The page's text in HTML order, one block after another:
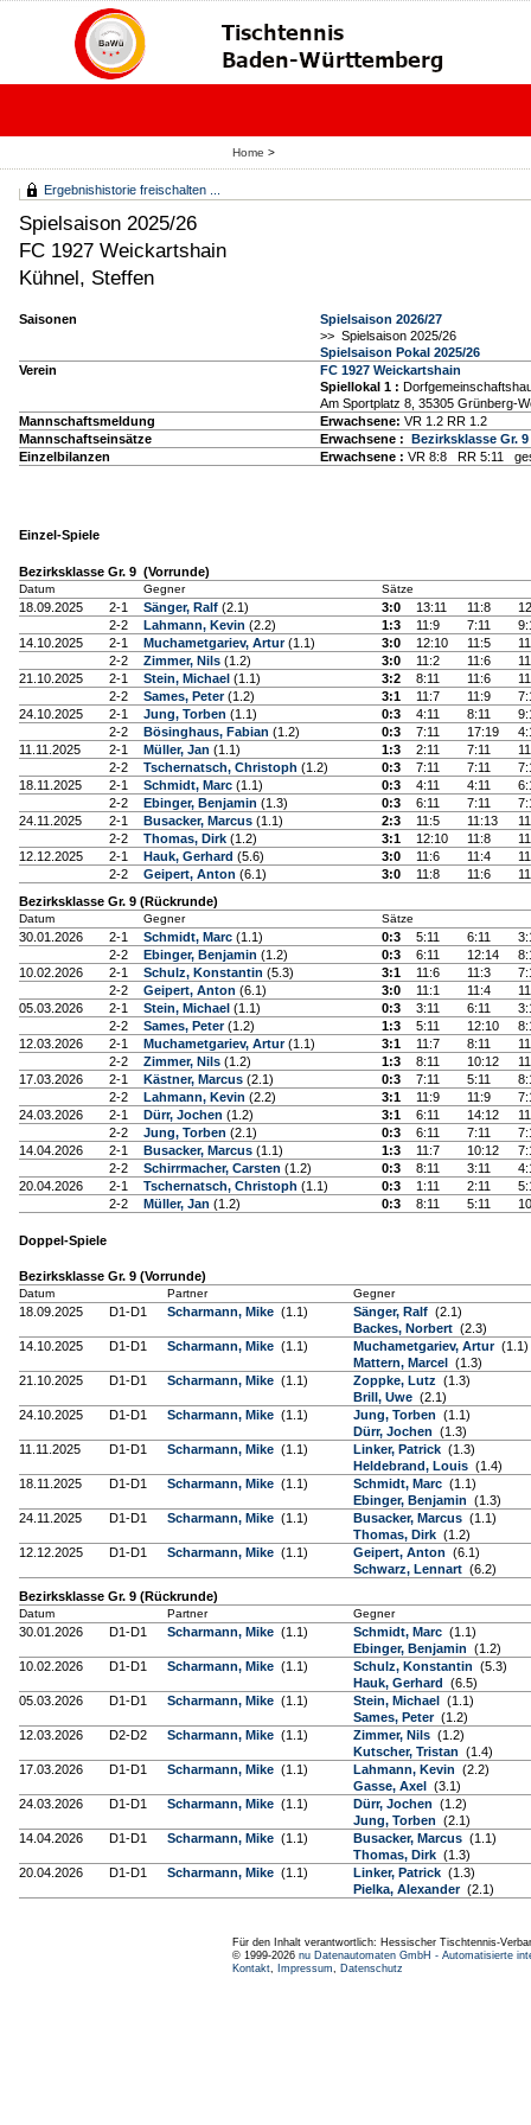
Home >
Ergebnishistorie freischalten ...
Spielsaison 2025/26
FC 1927 Weickartshain
Kühnel, Steffen
Saisonen
Spielsaison 2026/27
>> Spielsaison 2025/26
Spielsaison Pokal 2025/26
Verein
FC 1927 Weickartshain
Spiellokal 1 :
Am Sportplatz 8, 35305 Grünberg-
Mannschaftsmeldung
Erwachsene: VR 1.2 RR 1.2
Mannschaftseinsätze
Erwachsene : Bezirksklasse Gr. 9
Einzelbilanzen
Erwachsene : VR 8:8 RR 5:11
Einzel-Spiele
Bezirksklasse Gr. 9 (Vorrunde)
Datum Gegner Sätze
18.09.2025 2-1 Sänger, Ralf (2.1) 3:0 13:11 11:8
2-2
Lahmann, Kevin (2.2) 1:3 11:9 7:11
14.10.2025
2-1 Muchametgariev, Artur(1.1) 3:0 12:10 11:5
2-2
Zimmer, Nils (1.2) 3:0 11:2 11:6
21.10.2025
2-1 Stein, Michael (1.1) 3:2 8:11 11:6
2-2
Sames, Peter(1.2) 3:1 11:7 11:9
24.10.2025
2-1 Jung, Torben (1.1) 0:3 4:11 8:11
2-2
Bösinghaus, Fabian (1.2) 0:3 7:11 17:19
11.11.2025
2-1 Müller, Jan (1.1) 1:3 2:11 7:11
2-2
Tschernatsch, Christoph (1.2) 0:3 7:11 7:11
18.11.2025
2-1 Schmidt, Marc (1.1) 0:3 4:11 4:11
2-2
Ebinger, Benjamin (1.3) 0:3 6:11 7:11
24.11.2025
2-1 Busacker, Marcus (1.1) 2:3 11:5 11:13
2-2
Thomas, Dirk (1.2) 3:1 12:10 11:8
12.12.2025
2-1 Hauk, Gerhard (5.6) 3:0 11:6 11:4
2-2
Geipert, Anton (6.1) 3:0 11:8 11:6
Bezirksklasse Gr. 9 (Rückrunde)
Datum Gegner Sätze
30.01.2026 2-1 Schmidt, Marc (1.1) 0:3 5:11 6:11
2-2
Ebinger, Benjamin (1.2) 0:3 6:11 12:14
10.02.2026
2-1 Schulz, Konstantin (5.3) 3:1 11:6 11:3
2-2
Geipert, Anton (6.1) 3:0 11:1 11:4
05.03.2026
2-1 Stein, Michael (1.1) 0:3 3:11 6:11
2-2
Sames, Peter(1.2) 1:3 5:11 12:10
12.03.2026
2-1 Muchametgariev, Artur(1.1) 3:1 11:7 8:11
2-2
Zimmer, Nils (1.2) 1:3 8:11 10:12
17.03.2026
2-1 Kästner, Marcus (2.1) 0:3 7:11 5:11
2-2
Lahmann, Kevin (2.2) 3:1 11:9 11:9
24.03.2026
2-1 Dürr, Jochen (1.2) 3:1 6:11 14:12
2-2
Jung, Torben (2.1) 0:3 6:11 7:11
14.04.2026
2-1 Busacker, Marcus (1.1) 1:3 11:7 10:12
2-2
Schirrmacher, Carsten (1.2) 0:3 8:11 3:11
20.04.2026
2-1 Tschernatsch, Christoph (1.1) 0:3 1:11 2:11
2-2
Müller, Jan (1.2) 0:3 8:11 5:11
Doppel-Spiele
Bezirksklasse Gr. 9 (Vorrunde)
Datum Partner Gegner
18.09.2025 D1-D1 Scharmann, Mike (1.1) Sänger, Ralf (2.1)
Backes, Norbert (2.3)
14.10.2025
D1-D1 Scharmann, Mike (1.1) Muchametgariev, Artur (1.1)
Mattern, Marcel (1.3)
21.10.2025
D1-D1 Scharmann, Mike (1.1) Zoppke, Lutz (1.3)
Brill, Uwe (2.1)
24.10.2025
D1-D1 Scharmann, Mike (1.1) Jung, Torben (1.1)
Dürr, Jochen (1.3)
11.11.2025
D1-D1 Scharmann, Mike (1.1) Linker, Patrick (1.3)
Heldebrand, Louis (1.4)
18.11.2025
D1-D1 Scharmann, Mike (1.1) Schmidt, Marc (1.1)
Ebinger, Benjamin (1.3)
24.11.2025
D1-D1 Scharmann, Mike (1.1) Busacker, Marcus (1.1)
Thomas, Dirk (1.2)
12.12.2025
D1-D1 Scharmann, Mike (1.1) Geipert, Anton (6.1)
Schwarz, Lennart (6.2)
Bezirksklasse Gr. 9 (Rückrunde)
Datum Partner Gegner
30.01.2026 D1-D1 Scharmann, Mike (1.1) Schmidt, Marc (1.1)
Ebinger, Benjamin (1.2)
10.02.2026
D1-D1 Scharmann, Mike (1.1) Schulz, Konstantin (5.3)
Hauk, Gerhard (6.5)
05.03.2026
D1-D1 Scharmann, Mike (1.1) Stein, Michael (1.1)
Sames, Peter (1.2)
12.03.2026
D2-D2 Scharmann, Mike (1.1) Zimmer, Nils (1.2)
Kutscher, Tristan (1.4)
17.03.2026
D1-D1 Scharmann, Mike (1.1) Lahmann, Kevin (2.2)
Gasse, Axel (3.1)
24.03.2026
D1-D1 Scharmann, Mike (1.1) Dürr, Jochen (1.2)
Jung, Torben (2.1)
14.04.2026
D1-D1 Scharmann, Mike (1.1) Busacker, Marcus (1.1)
Thomas, Dirk (1.3)
20.04.2026
D1-D1 Scharmann, Mike (1.1) Linker, Patrick (1.3)
Pielka, Alexander (2.1)
Für den Inhalt verantwortlich: Hessischer Tischtennis-
© 1999-2026 nu Datenautomaten GmbH - Automatisierte
Kontakt, Impressum, Datenschutz